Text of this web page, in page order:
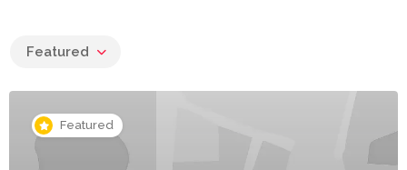
Featured
Featured